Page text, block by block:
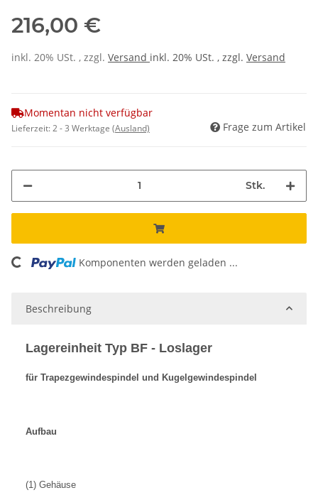
216,00 €
inkl. 20% USt. , zzgl. Versand inkl. 20% USt. , zzgl. Versand
Momentan nicht verfügbar
Lieferzeit:2 - 3 Werktage (Ausland) Frage zum Artikel
Stk.
Loading... Komponenten werden geladen ...
Beschreibung
Lagereinheit Typ BF - Loslager
für Trapezgewindespindel und Kugelgewindespindel
Aufbau
(1) Gehäuse